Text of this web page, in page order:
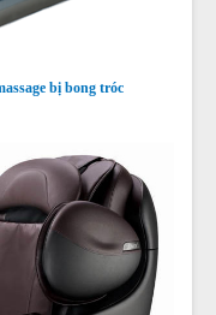
bị bong tróc